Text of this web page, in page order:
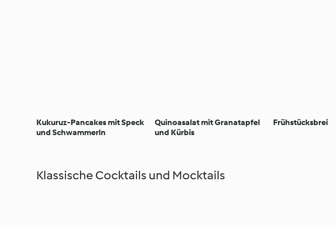
Kukuruz-Pancakes mit Speck
und Schwammerln
Quinoasalat mit Granatapfel
und Kürbis
Frühstücksbrei
Klassische Cocktails und Mocktails